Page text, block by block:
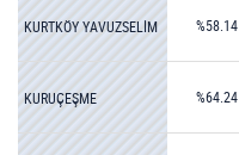
%58.14
%64.24
KURTKÖY YAVUZSELİM
KURUÇEŞME